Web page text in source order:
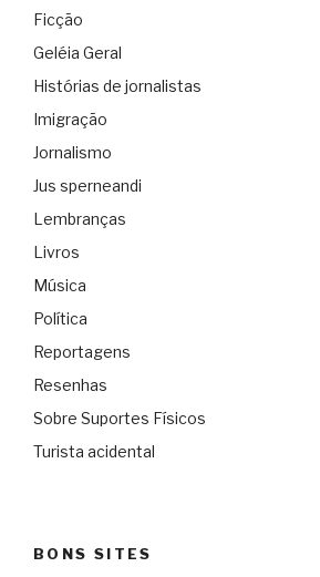
Ficção
Geléia Geral
Histórias de jornalistas
Imigração
Jornalismo
Jus sperneandi
Lembranças
Livros
Música
Política
Reportagens
Resenhas
Sobre Suportes Físicos
Turista acidental
BONS SITES